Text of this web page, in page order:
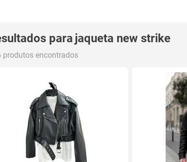
para jaqueta new strike
produtos encontrados